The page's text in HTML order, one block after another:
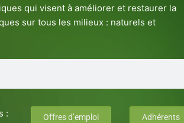
qui visent à améliorer et restaurer la
sur tous les milieux : naturels et
: Offres d’emploi Adhérents